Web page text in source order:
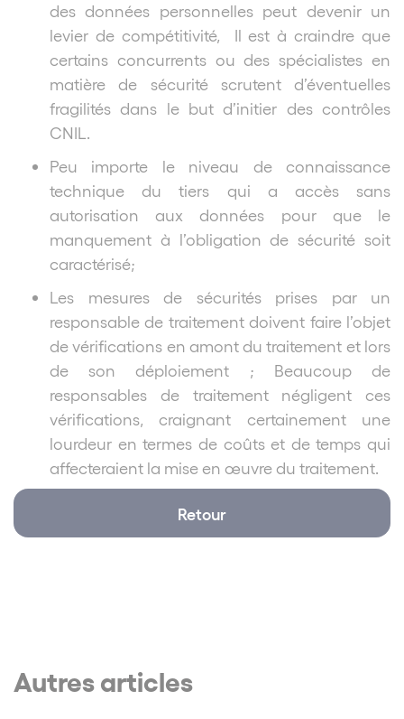
des données personnelles peut devenir un
levier de compétitivité, Il est à craindre que
certains concurrents ou des spécialistes en
matière de sécurité scrutent d’éventuelles
fragilités dans le but d’initier des contrôles
CNIL.
Peu importe le niveau de connaissance
technique du tiers qui a accès sans
autorisation aux données pour que le
manquement à l’obligation de sécurité soit
caractérisé;
Les mesures de sécurités prises par un
responsable de traitement doivent faire l’objet
de vérifications en amont du traitement et lors
de son déploiement ; Beaucoup de
responsables de traitement négligent ces
vérifications, craignant certainement une
lourdeur en termes de coûts et de temps qui
affecteraient la mise en œuvre du traitement.
Retour
Autres articles